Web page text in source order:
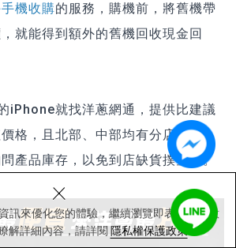
訊來優化您的體驗，繼續瀏覽即表示您同意
解詳細內容，請詳閱 隱私權保護政策
×
機收購的服務，購機前，將舊機帶
就能得到額外的舊機回收現金回
iPhone就找洋蔥網通，提供比建議
格，且北部、中部均有分店據點，
產品庫存，以免到店缺貨撲空囉。